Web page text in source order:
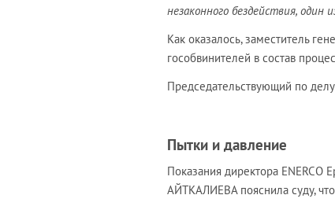
незаконного бездействия, один
Как оказалось, заместитель
гособвинителей в состав
Председательствующий по
Пытки и давление
Показания директора ENERCO
АЙТКАЛИЕВА пояснила суду,